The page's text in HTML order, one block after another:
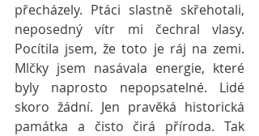
přecházely. Ptáci slastně skřehotali,
neposedný vítr mi čechral vlasy.
Pocítila jsem, že toto je ráj na zemi.
Mlčky jsem nasávala energie, které
byly naprosto nepopsatelné. Lidé
skoro žádní. Jen pravěká historická
památka a čisto čirá příroda. Tak